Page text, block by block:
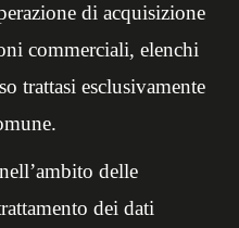
di acquisizione
commerciali, elenchi
trattasi esclusivamente
delle
dei dati